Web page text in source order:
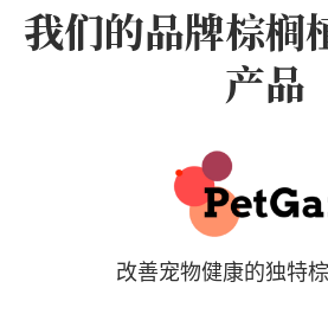
我们的品牌棕榈
产品
改善宠物健康的独特